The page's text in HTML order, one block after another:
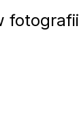
fotografii